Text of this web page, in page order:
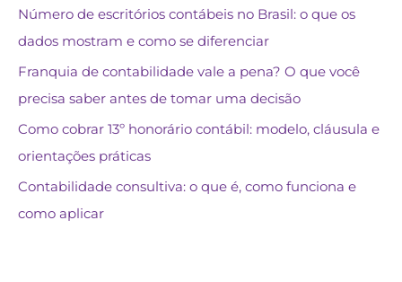
Número de escritórios contábeis no Brasil: o que os
dados mostram e como se diferenciar
Franquia de contabilidade vale a pena? O que você
precisa saber antes de tomar uma decisão
Como cobrar 13º honorário contábil: modelo, cláusula e
orientações práticas
Contabilidade consultiva: o que é, como funciona e
como aplicar